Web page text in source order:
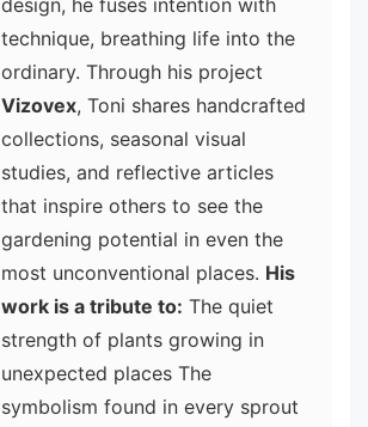
design, he fuses intention with
technique, breathing life into the
ordinary. Through his project
Vizovex, Toni shares handcrafted
collections, seasonal visual
studies, and reflective articles
that inspire others to see the
gardening potential in even the
most unconventional places. His
work is a tribute to: The quiet
strength of plants growing in
unexpected places The
symbolism found in every sprout